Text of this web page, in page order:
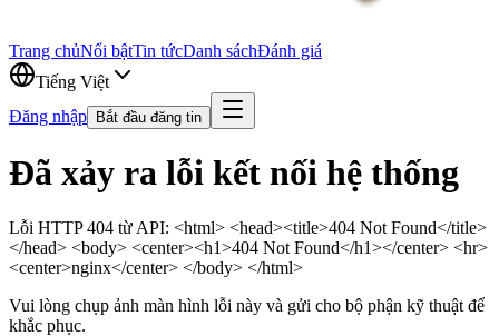
Trang chủNổi bậtTin tứcDanh sáchĐánh giá
Tiếng Việt
Đăng nhập
Bắt đầu đăng tin
Đã xảy ra lỗi kết nối hệ thống
Lỗi HTTP 404 từ API: <html> <head><title>404 Not Found</title>
</head> <body> <center><h1>404 Not Found</h1></center> <hr>
<center>nginx</center> </body> </html>
Vui lòng chụp ảnh màn hình lỗi này và gửi cho bộ phận kỹ thuật để
khắc phục.